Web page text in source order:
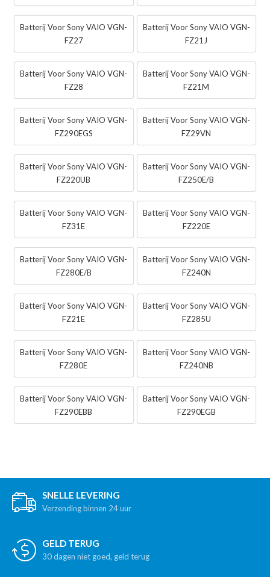
Batterij Voor Sony VAIO VGN-
FZ27
Batterij Voor Sony VAIO VGN-
FZ21J
Batterij Voor Sony VAIO VGN-
FZ28
Batterij Voor Sony VAIO VGN-
FZ21M
Batterij Voor Sony VAIO VGN-
FZ290EGS
Batterij Voor Sony VAIO VGN-
FZ29VN
Batterij Voor Sony VAIO VGN-
FZ220UB
Batterij Voor Sony VAIO VGN-
FZ250E/B
Batterij Voor Sony VAIO VGN-
FZ31E
Batterij Voor Sony VAIO VGN-
FZ220E
Batterij Voor Sony VAIO VGN-
FZ280E/B
Batterij Voor Sony VAIO VGN-
FZ240N
Batterij Voor Sony VAIO VGN-
FZ21E
Batterij Voor Sony VAIO VGN-
FZ285U
Batterij Voor Sony VAIO VGN-
FZ280E
Batterij Voor Sony VAIO VGN-
FZ240NB
Batterij Voor Sony VAIO VGN-
FZ290EBB
Batterij Voor Sony VAIO VGN-
FZ290EGB
SNELLE LEVERING
Verzending binnen 24 uur
GELD TERUG
30 dagen niet goed, geld terug